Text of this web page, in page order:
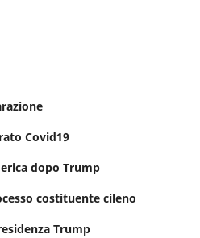
Covid19
dopo Trump
costituente cileno
Trump